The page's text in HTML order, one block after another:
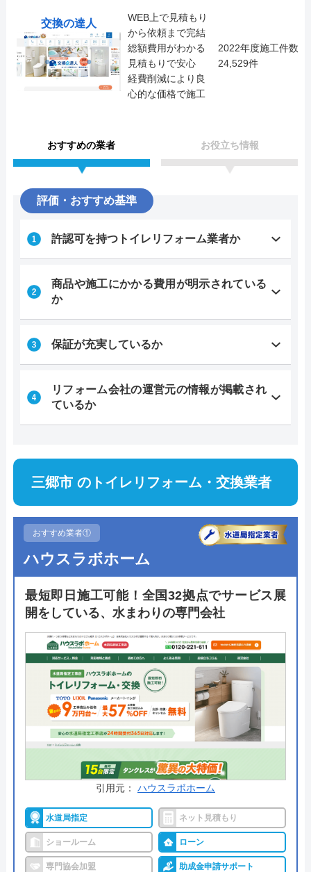
交換の達人
WEB上で見積もり
から依頼まで完結
総額費用がわかる
見積もりで安心
経費削減により良
心的な価格で施工
2022年度施工件数
24,529件
おすすめの業者 お役立ち情報
評価・おすすめ基準
許認可を持つトイレリフォーム業者か
商品や施工にかかる費用が明示されている
か
保証が充実しているか
リフォーム会社の運営元の情報が掲載され
ているか
三郷市 のトイレリフォーム・交換業者
おすすめ業者①
ハウスラボホーム
最短即日施工可能！全国32拠点でサービス展
開をしている、水まわりの専門会社
引用元： ハウスラボホーム
水道局指定 ネット見積もり
ショールーム ローン
専門協会加盟 助成金申請サポート